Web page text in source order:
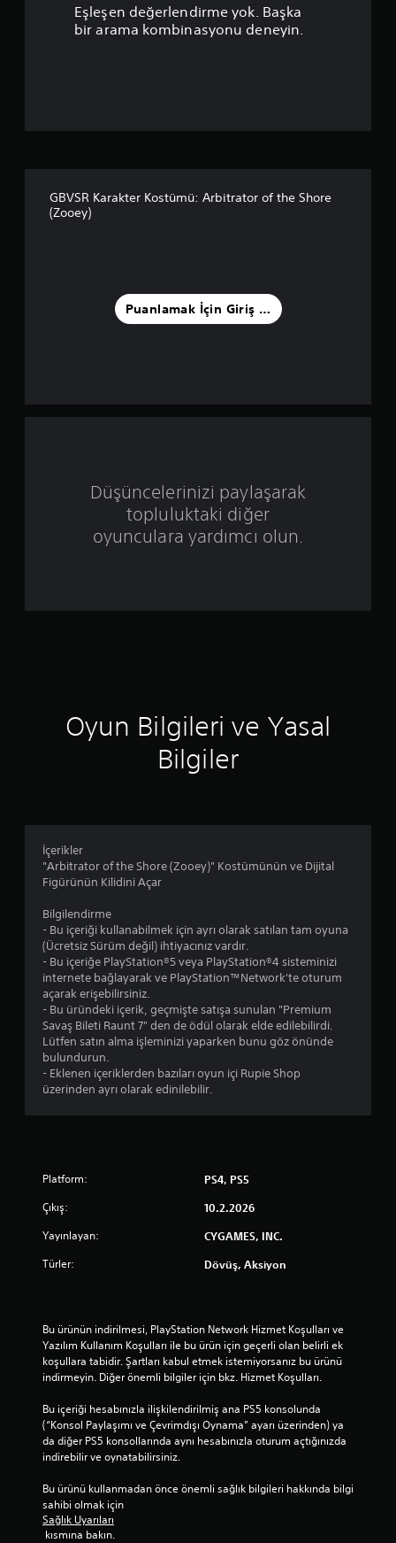
m
a
5
ü
5
l
Eşleşen değerlendirme yok. Başka
bir arama kombinasyonu deneyin.
GBVSR Karakter Kostümü: Arbitrator of the Shore
(Zooey)
Puanlamak İçin Giriş Yapın
Düşüncelerinizi paylaşarak
topluluktaki diğer
oyunculara yardımcı olun.
Oyun Bilgileri ve Yasal
Bilgiler
İçerikler
"Arbitrator of the Shore (Zooey)" Kostümünün ve Dijital
Figürünün Kilidini Açar
Bilgilendirme
- Bu içeriği kullanabilmek için ayrı olarak satılan tam oyuna
(Ücretsiz Sürüm değil) ihtiyacınız vardır.
- Bu içeriğe PlayStation®5 veya PlayStation®4 sisteminizi
internete bağlayarak ve PlayStation™Network'te oturum
açarak erişebilirsiniz.
- Bu üründeki içerik, geçmişte satışa sunulan "Premium
Savaş Bileti Raunt 7" den de ödül olarak elde edilebilirdi.
Lütfen satın alma işleminizi yaparken bunu göz önünde
bulundurun.
- Eklenen içeriklerden bazıları oyun içi Rupie Shop
üzerinden ayrı olarak edinilebilir.
Platform: PS4, PS5
Çıkış: 10.2.2026
Yayınlayan: CYGAMES, INC.
Türler: Dövüş, Aksiyon
Bu ürünün indirilmesi, PlayStation Network Hizmet Koşulları ve
Yazılım Kullanım Koşulları ile bu ürün için geçerli olan belirli ek
koşullara tabidir. Şartları kabul etmek istemiyorsanız bu ürünü
indirmeyin. Diğer önemli bilgiler için bkz. Hizmet Koşulları.
Bu içeriği hesabınızla ilişkilendirilmiş ana PS5 konsolunda
(“Konsol Paylaşımı ve Çevrimdışı Oynama” ayarı üzerinden) ya
da diğer PS5 konsollarında aynı hesabınızla oturum açtığınızda
indirebilir ve oynatabilirsiniz.
Bu ürünü kullanmadan önce önemli sağlık bilgileri hakkında bilgi
sahibi olmak için
Sağlık Uyarıları
kısmına bakın.